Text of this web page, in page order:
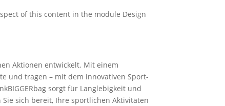
of this content in the module Design
Aktionen entwickelt. Mit einem
und tragen – mit dem innovativen Sport-
sorgt für Langlebigkeit und
sich bereit, Ihre sportlichen Aktivitäten